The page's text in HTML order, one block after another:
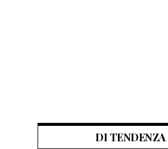
DI TENDENZA